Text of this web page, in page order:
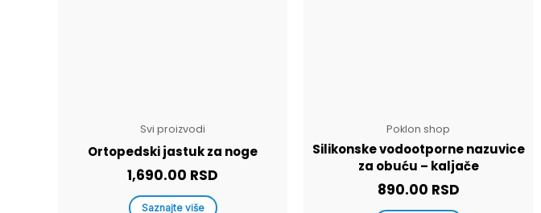
Svi proizvodi
Ortopedski jastuk za noge
1,690.00 RSD
Saznajte više
Poklon shop
Silikonske vodootporne nazuvice
za obuću – kaljače
890.00 RSD